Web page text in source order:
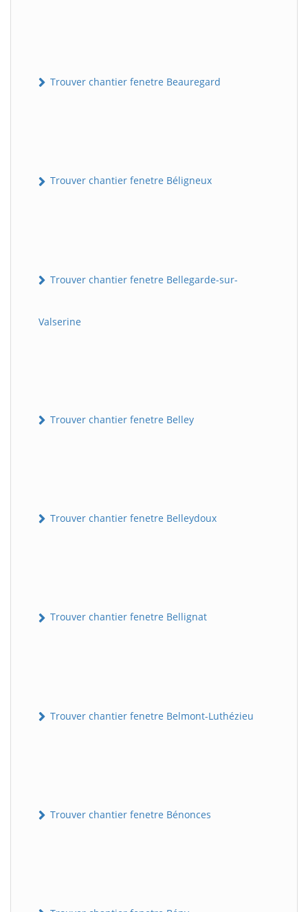
Trouver chantier fenetre Beauregard
Trouver chantier fenetre Béligneux
Trouver chantier fenetre Bellegarde-sur-
Valserine
Trouver chantier fenetre Belley
Trouver chantier fenetre Belleydoux
Trouver chantier fenetre Bellignat
Trouver chantier fenetre Belmont-Luthézieu
Trouver chantier fenetre Bénonces